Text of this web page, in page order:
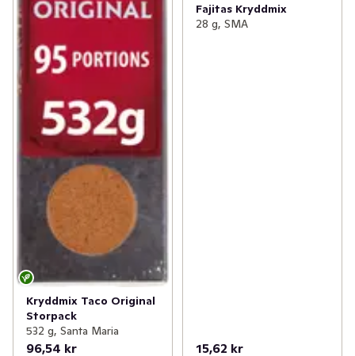
Kryddmix Taco Original
Storpack
532 g, Santa Maria
96,54 kr
Fajitas Kryddmix
28 g, SMA
15,62 kr